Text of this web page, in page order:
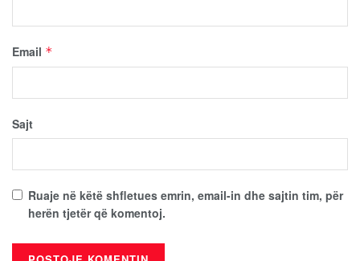
Email *
Sajt
Ruaje në këtë shfletues emrin, email-in dhe sajtin tim, për
herën tjetër që komentoj.